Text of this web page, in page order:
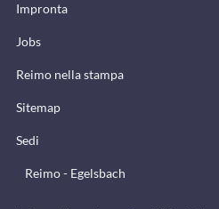
Impronta
Jobs
Reimo nella stampa
Sitemap
Sedi
Reimo - Egelsbach